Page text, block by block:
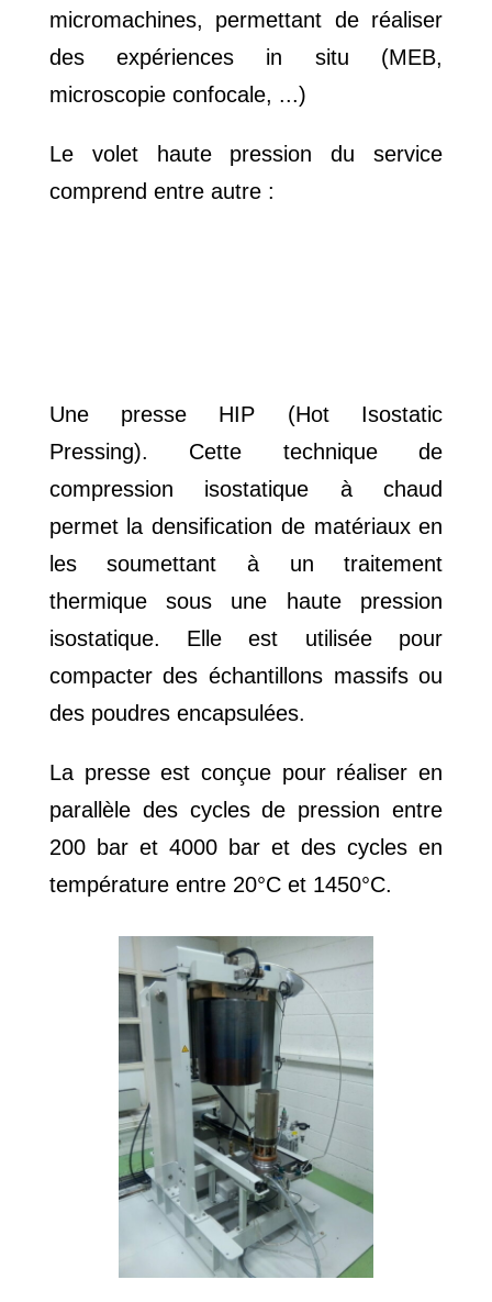
micromachines, permettant de réaliser
des expériences in situ (MEB,
microscopie confocale, ...)
Le volet haute pression du service
comprend entre autre :
Une presse HIP (Hot Isostatic
Pressing). Cette technique de
compression isostatique à chaud
permet la densification de matériaux en
les soumettant à un traitement
thermique sous une haute pression
isostatique. Elle est utilisée pour
compacter des échantillons massifs ou
des poudres encapsulées.
La presse est conçue pour réaliser en
parallèle des cycles de pression entre
200 bar et 4000 bar et des cycles en
température entre 20°C et 1450°C.